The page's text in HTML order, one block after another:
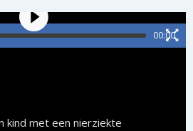
kind met een nierziekte
00:00